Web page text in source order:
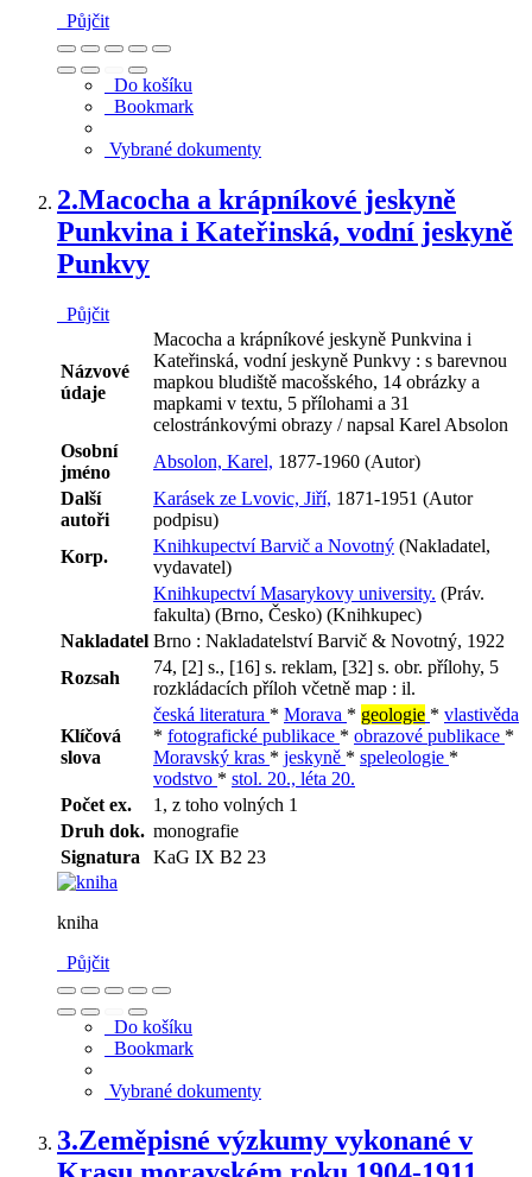
Půjčit
Do košíku
Bookmark
Vybrané dokumenty
2.Macocha a krápníkové jeskyně
Punkvina i Kateřinská, vodní jeskyně
Punkvy
Půjčit
Názvové
údaje
Macocha a krápníkové jeskyně Punkvina i
Kateřinská, vodní jeskyně Punkvy : s barevnou
mapkou bludiště macošského, 14 obrázky a
mapkami v textu, 5 přílohami a 31
celostránkovými obrazy / napsal Karel Absolon
Osobní
jméno
Absolon, Karel, 1877-1960 (Autor)
Další
autoři
Karásek ze Lvovic, Jiří, 1871-1951 (Autor
podpisu)
Korp.
Knihkupectví Barvič a Novotný (Nakladatel,
vydavatel)
Knihkupectví Masarykovy university. (Práv.
fakulta) (Brno, Česko) (Knihkupec)
Nakladatel Brno : Nakladatelství Barvič & Novotný, 1922
Rozsah
74, [2] s., [16] s. reklam, [32] s. obr. přílohy, 5
rozkládacích příloh včetně map : il.
Klíčová
slova
česká literatura * Morava * geologie * vlastivěda
* fotografické publikace * obrazové publikace *
Moravský kras * jeskyně * speleologie *
vodstvo * stol. 20., léta 20.
Počet ex.
1, z toho volných 1
Druh dok. monografie
Signatura
KaG IX B2 23
kniha
Půjčit
Do košíku
Bookmark
Vybrané dokumenty
3.Zeměpisné výzkumy vykonané v